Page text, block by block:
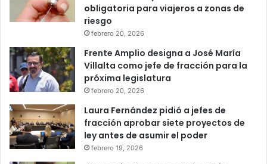
obligatoria para viajeros a zonas de
riesgo
febrero 20, 2026
Frente Amplio designa a José María
Villalta como jefe de fracción para la
próxima legislatura
febrero 20, 2026
Laura Fernández pidió a jefes de
fracción aprobar siete proyectos de
ley antes de asumir el poder
febrero 19, 2026